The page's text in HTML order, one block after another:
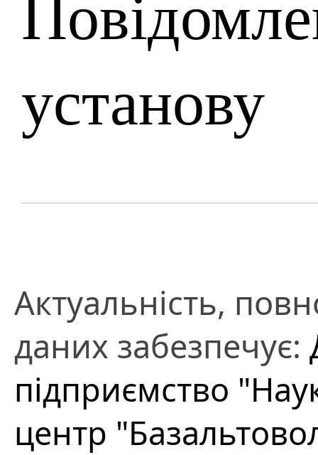
установу
Актуальність,
даних забезпечує:
підприємство
центр